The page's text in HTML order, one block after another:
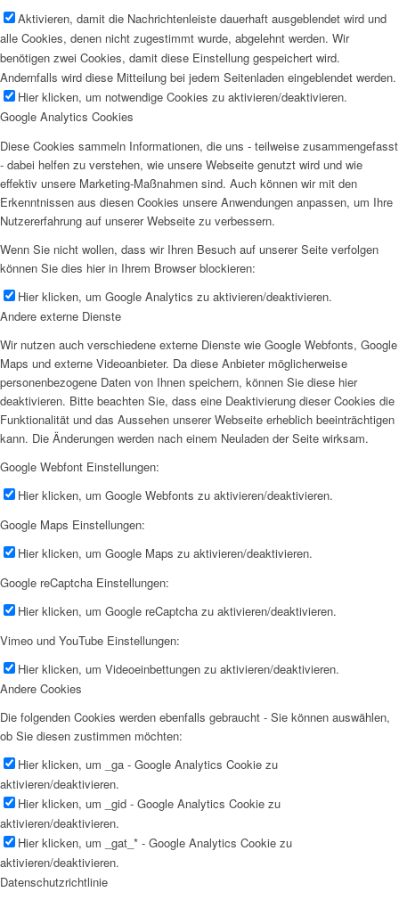
Aktivieren, damit die Nachrichtenleiste dauerhaft ausgeblendet wird und
alle Cookies, denen nicht zugestimmt wurde, abgelehnt werden. Wir
benötigen zwei Cookies, damit diese Einstellung gespeichert wird.
Andernfalls wird diese Mitteilung bei jedem Seitenladen eingeblendet werden.
Hier klicken, um notwendige Cookies zu aktivieren/deaktivieren.
Google Analytics Cookies
Diese Cookies sammeln Informationen, die uns - teilweise zusammengefasst
- dabei helfen zu verstehen, wie unsere Webseite genutzt wird und wie
effektiv unsere Marketing-Maßnahmen sind. Auch können wir mit den
Erkenntnissen aus diesen Cookies unsere Anwendungen anpassen, um Ihre
Nutzererfahrung auf unserer Webseite zu verbessern.
Wenn Sie nicht wollen, dass wir Ihren Besuch auf unserer Seite verfolgen
können Sie dies hier in Ihrem Browser blockieren:
Hier klicken, um Google Analytics zu aktivieren/deaktivieren.
Andere externe Dienste
Wir nutzen auch verschiedene externe Dienste wie Google Webfonts, Google
Maps und externe Videoanbieter. Da diese Anbieter möglicherweise
personenbezogene Daten von Ihnen speichern, können Sie diese hier
deaktivieren. Bitte beachten Sie, dass eine Deaktivierung dieser Cookies die
Funktionalität und das Aussehen unserer Webseite erheblich beeinträchtigen
kann. Die Änderungen werden nach einem Neuladen der Seite wirksam.
Google Webfont Einstellungen:
Hier klicken, um Google Webfonts zu aktivieren/deaktivieren.
Google Maps Einstellungen:
Hier klicken, um Google Maps zu aktivieren/deaktivieren.
Google reCaptcha Einstellungen:
Hier klicken, um Google reCaptcha zu aktivieren/deaktivieren.
Vimeo und YouTube Einstellungen:
Hier klicken, um Videoeinbettungen zu aktivieren/deaktivieren.
Andere Cookies
Die folgenden Cookies werden ebenfalls gebraucht - Sie können auswählen,
ob Sie diesen zustimmen möchten:
Hier klicken, um _ga - Google Analytics Cookie zu
aktivieren/deaktivieren.
Hier klicken, um _gid - Google Analytics Cookie zu
aktivieren/deaktivieren.
Hier klicken, um _gat_* - Google Analytics Cookie zu
aktivieren/deaktivieren.
Datenschutzrichtlinie